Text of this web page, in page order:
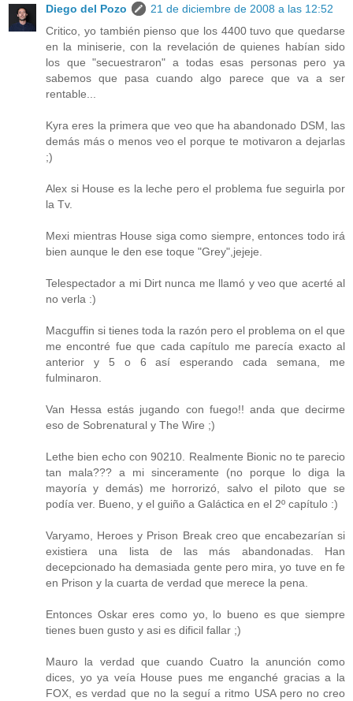
Diego del Pozo
21 de diciembre de 2008 a las 12:52
Critico, yo también pienso que los 4400 tuvo que quedarse
en la miniserie, con la revelación de quienes habían sido
los que "secuestraron" a todas esas personas pero ya
sabemos que pasa cuando algo parece que va a ser
rentable...
Kyra eres la primera que veo que ha abandonado DSM, las
demás más o menos veo el porque te motivaron a dejarlas
;)
Alex si House es la leche pero el problema fue seguirla por
la Tv.
Mexi mientras House siga como siempre, entonces todo irá
bien aunque le den ese toque "Grey",jejeje.
Telespectador a mi Dirt nunca me llamó y veo que acerté al
no verla :)
Macguffin si tienes toda la razón pero el problema on el que
me encontré fue que cada capítulo me parecía exacto al
anterior y 5 o 6 así esperando cada semana, me
fulminaron.
Van Hessa estás jugando con fuego!! anda que decirme
eso de Sobrenatural y The Wire ;)
Lethe bien echo con 90210. Realmente Bionic no te parecio
tan mala??? a mi sinceramente (no porque lo diga la
mayoría y demás) me horrorizó, salvo el piloto que se
podía ver. Bueno, y el guiño a Galáctica en el 2º capítulo :)
Varyamo, Heroes y Prison Break creo que encabezarían si
existiera una lista de las más abandonadas. Han
decepcionado ha demasiada gente pero mira, yo tuve en fe
en Prison y la cuarta de verdad que merece la pena.
Entonces Oskar eres como yo, lo bueno es que siempre
tienes buen gusto y asi es dificil fallar ;)
Mauro la verdad que cuando Cuatro la anunción como
dices, yo ya veía House pues me enganché gracias a la
FOX, es verdad que no la seguí a ritmo USA pero no creo